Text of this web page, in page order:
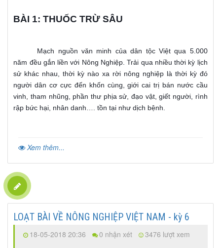
BÀI 1: THUỐC TRỪ SÂU
Mạch nguồn văn minh của dân tộc Việt qua 5.000
năm đều gắn liền với Nông Nghiệp. Trải qua nhiều thời kỳ lịch
sử khác nhau, thời kỳ nào xa rời nông nghiệp là thời kỳ đó
người dân cơ cực đến khốn cùng, giới cai trị bán nước cầu
vinh, tham nhũng, phần thư phịa sử, đạo vật, giết người, rình
rập bức hại, nhân danh…. tồn tại như dịch bệnh.
Xem thêm...
LOẠT BÀI VỀ NÔNG NGHIỆP VIỆT NAM - kỳ 6
18-05-2018 20:36 0 nhận xét
3476 lượt xem